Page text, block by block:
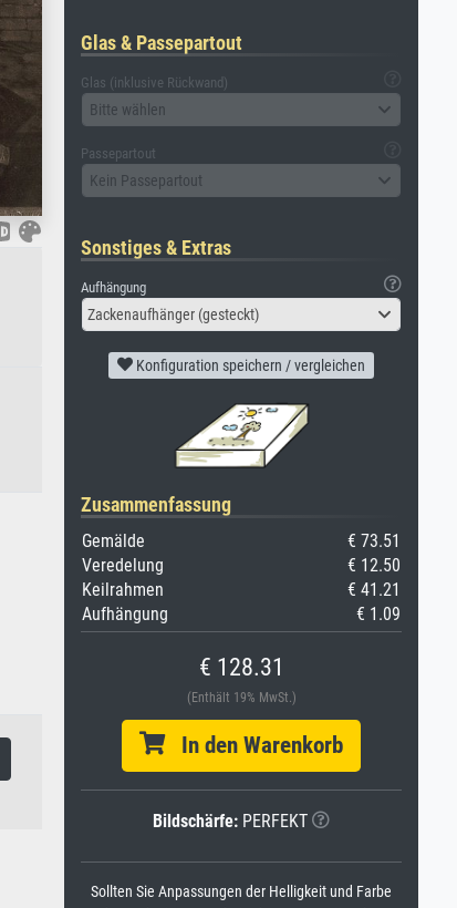
Glas & Passepartout
Glas (inklusive Rückwand)
Bitte wählen
Passepartout
Kein Passepartout
Sonstiges & Extras
Aufhängung
Zackenaufhänger (gesteckt)
Konfiguration speichern / vergleichen
Zusammenfassung
Gemälde
€ 73.51
Veredelung
€ 12.50
Keilrahmen
€ 41.21
Aufhängung
€ 1.09
€ 128.31
(Enthält 19% MwSt.)
In den Warenkorb
Bildschärfe: PERFEKT
Sollten Sie Anpassungen der Helligkeit und Farbe